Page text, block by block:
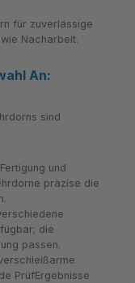
für zuverlässige
Nacharbeit.
An:
sind
und
präzise die
die
passen.
PrüfErgebnisse